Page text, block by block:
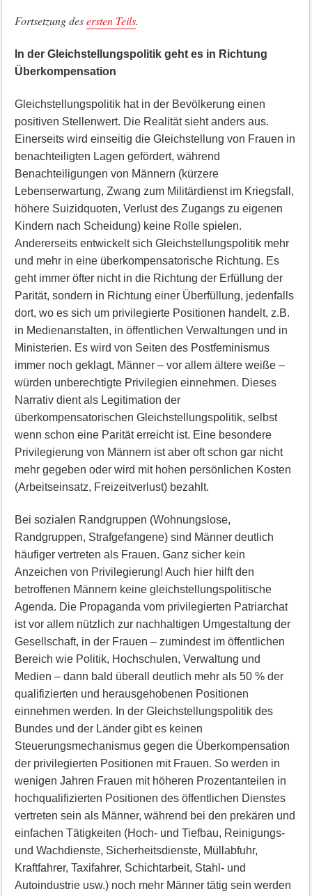
Fortsetzung desersten Teils.
In der Gleichstellungspolitik geht es in Richtung
Überkompensation
Gleichstellungspolitik hat in der Bevölkerung einen
positiven Stellenwert. Die Realität sieht anders aus.
Einerseits wird einseitig die Gleichstellung von Frauen in
benachteiligten Lagen gefördert, während
Benachteiligungen von Männern (kürzere
Lebenserwartung, Zwang zum Militärdienst im Kriegsfall,
höhere Suizidquoten, Verlust des Zugangs zu eigenen
Kindern nach Scheidung) keine Rolle spielen.
Andererseits entwickelt sich Gleichstellungspolitik mehr
und mehr in eine überkompensatorische Richtung. Es
geht immer öfter nicht in die Richtung der Erfüllung der
Parität, sondern in Richtung einer Überfüllung, jedenfalls
dort, wo es sich um privilegierte Positionen handelt, z.B.
in Medienanstalten, in öffentlichen Verwaltungen und in
Ministerien. Es wird von Seiten des Postfeminismus
immer noch geklagt, Männer – vor allem ältere weiße –
würden unberechtigte Privilegien einnehmen. Dieses
Narrativ dient als Legitimation der
überkompensatorischen Gleichstellungspolitik, selbst
wenn schon eine Parität erreicht ist. Eine besondere
Privilegierung von Männern ist aber oft schon gar nicht
mehr gegeben oder wird mit hohen persönlichen Kosten
(Arbeitseinsatz, Freizeitverlust) bezahlt.
Bei sozialen Randgruppen (Wohnungslose,
Randgruppen, Strafgefangene) sind Männer deutlich
häufiger vertreten als Frauen. Ganz sicher kein
Anzeichen von Privilegierung! Auch hier hilft den
betroffenen Männern keine gleichstellungspolitische
Agenda. Die Propaganda vom privilegierten Patriarchat
ist vor allem nützlich zur nachhaltigen Umgestaltung der
Gesellschaft, in der Frauen – zumindest im öffentlichen
Bereich wie Politik, Hochschulen, Verwaltung und
Medien – dann bald überall deutlich mehr als 50 % der
qualifizierten und herausgehobenen Positionen
einnehmen werden. In der Gleichstellungspolitik des
Bundes und der Länder gibt es keinen
Steuerungsmechanismus gegen die Überkompensation
der privilegierten Positionen mit Frauen. So werden in
wenigen Jahren Frauen mit höheren Prozentanteilen in
hochqualifizierten Positionen des öffentlichen Dienstes
vertreten sein als Männer, während bei den prekären und
einfachen Tätigkeiten (Hoch- und Tiefbau, Reinigungs-
und Wachdienste, Sicherheitsdienste, Müllabfuhr,
Kraftfahrer, Taxifahrer, Schichtarbeit, Stahl- und
Autoindustrie usw.) noch mehr Männer tätig sein werden